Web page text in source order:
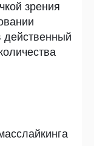
зрения